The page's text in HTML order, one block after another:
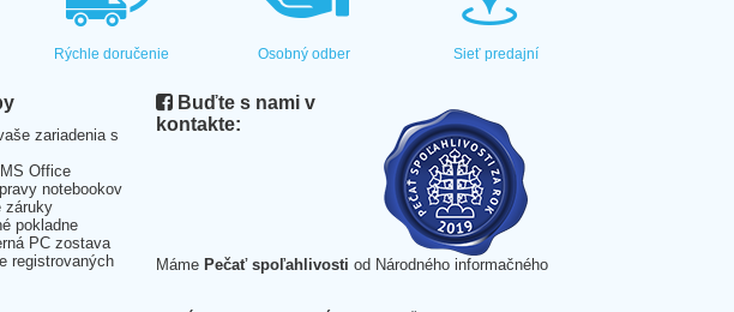
Rýchle doručenie Osobný odber Sieť predajní
zariadenia s
Office
notebookov
záruky
pokladne
PC zostava
registrovaných
Buďte s nami v
kontakte:
Máme Pečať spoľahlivosti od Národného informačného